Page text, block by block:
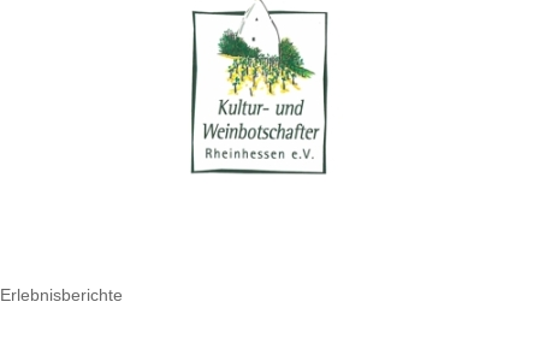
Erlebnisberichte